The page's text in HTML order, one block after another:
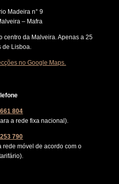
Madeira n° 9
– Mafra
centro da Malveira. Apenas a 25
de Lisboa.
no Google Maps.
804
a rede fixa nacional).
790
rede móvel de acordo com o